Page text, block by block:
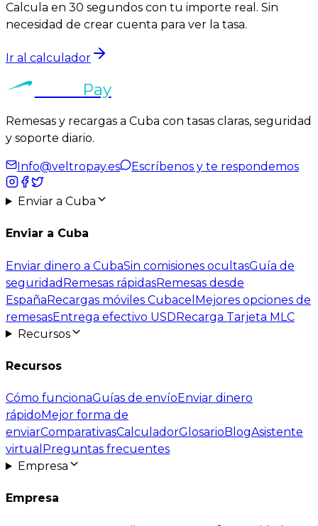
Calcula en 30 segundos con tu importe real. Sin
necesidad de crear cuenta para ver la tasa.
Ir al calculador
Pay
Remesas y recargas a Cuba con tasas claras, seguridad
y soporte diario.
Info@veltropay.es Escríbenos y te respondemos
Enviar a Cuba
Enviar a Cuba
Enviar dinero a CubaSin comisiones ocultasGuía de
seguridad Remesas rápidasRemesas desde
EspañaRecargas móviles Cubacel Mejores opciones de
remesasEntrega efectivo USDRecarga Tarjeta MLC
Recursos
Recursos
Cómo funcionaGuías de envíoEnviar dinero
rápidoMejor forma de
enviarComparativasCalculadorGlosarioBlogAsistente
virtual Preguntas frecuentes
Empresa
Empresa